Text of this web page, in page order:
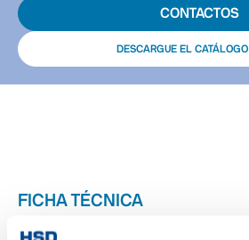
CONTACTOS
DESCARGUE EL CATÁLOGO
FICHA TÉCNICA